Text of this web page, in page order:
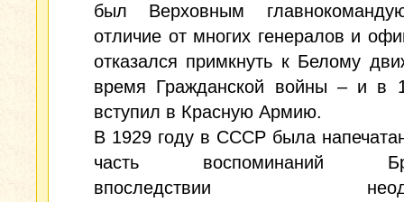
был Верховным
отличие от многих генералов и
отказался примкнуть к Белому
время Гражданской войны – и в
вступил в Красную Армию.
В 1929 году в СССР была
часть воспоминаний
впоследствии